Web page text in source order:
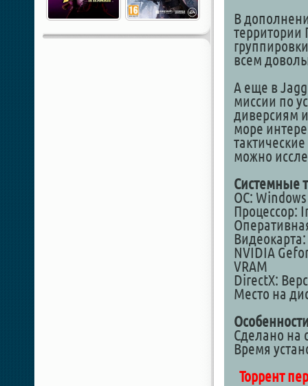
В
территории
всем
А еще в
миссии по
диверсиям
море
можно
Системные
ОС: Windows
Процессор:
NVIDIA
VRAM
DirectX:
Место на
Сделано на
Время
Торрент